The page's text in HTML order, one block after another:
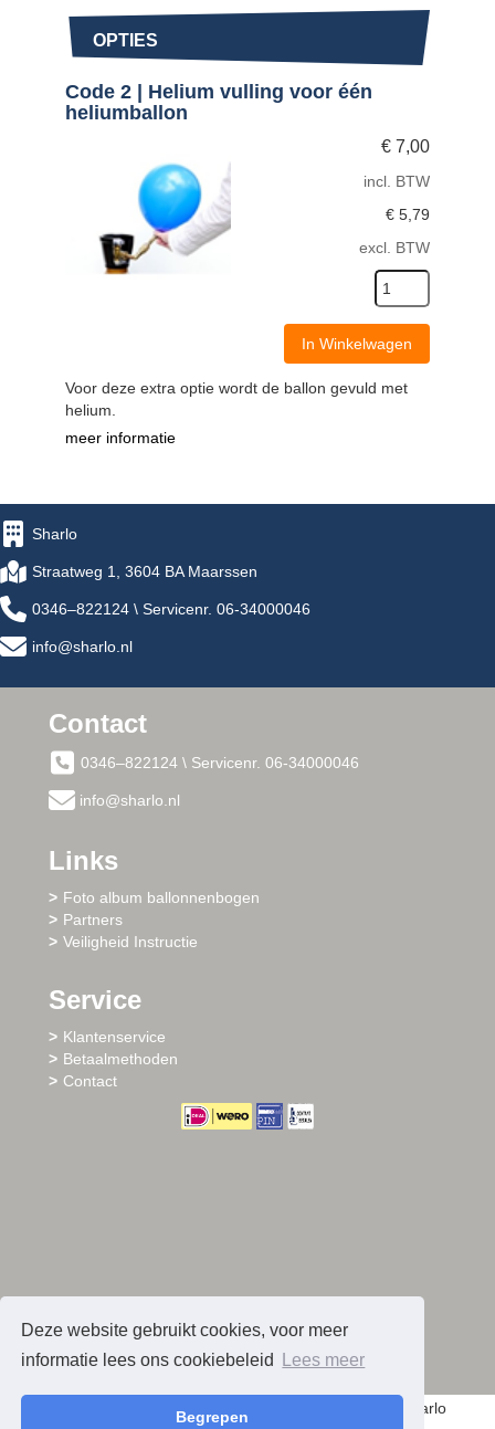
Deze website gebruikt cookies, voor meer
informatie lees ons cookiebeleid
Lees meer
Begrepen
OPTIES
Code 2 | Helium vulling voor één
heliumballon
€ 7,00
incl. BTW
€ 5,79
excl. BTW
In Winkelwagen
Voor deze extra optie wordt de ballon gevuld met
helium.
meer informatie
Sharlo
Straatweg 1, 3604 BA Maarssen
0346–822124 \ Servicenr. 06-34000046
info@sharlo.nl
Contact
0346–822124 \ Servicenr. 06-34000046
info@sharlo.nl
Links
Foto album ballonnenbogen
Partners
Veiligheid Instructie
Service
Klantenservice
Betaalmethoden
Contact
© 2026 - Sharlo